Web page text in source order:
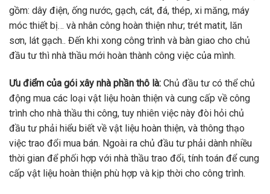
gồm: dây điện, ống nước, gạch, cát, đá, thép, xi măng, máy
móc thiết bị… và nhân công hoàn thiện như; trét matit, lăn
sơn, lát gạch.. Đến khi xong công trình và bàn giao cho chủ
đầu tư thì nhà thầu mới hoàn thành công việc của mình.
Ưu điểm của gói xây nhà phần thô là: Chủ đầu tư có thể chủ
động mua các loại vật liệu hoàn thiện và cung cấp về công
trình cho nhà thầu thi công, tuy nhiên việc này đòi hỏi chủ
đầu tư phải hiểu biết về vật liệu hoàn thiện, và thông thạo
việc trao đổi mua bán. Ngoài ra chủ đầu tư phải dành nhiều
thời gian để phối hợp với nhà thầu trao đổi, tính toán để cung
cấp vật liệu hoàn thiện phù hợp và kịp thời cho công trình.